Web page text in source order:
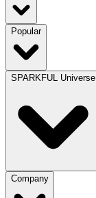
Popular
SPARKFUL Universe
Company